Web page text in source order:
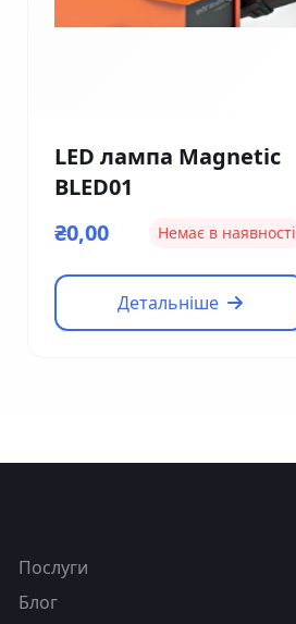
LED лампа Magnetic
BLED01
₴0,00
Немає в наявності
Детальніше
Послуги
Блог